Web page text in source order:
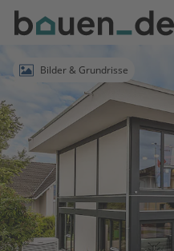
Bauen
Logo
Anmelden
Bilder & Grundrisse